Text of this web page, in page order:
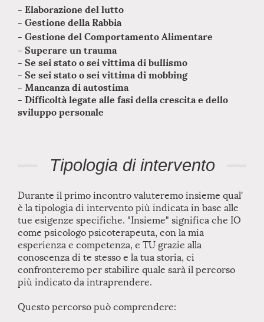
- Elaborazione del lutto
- Gestione della Rabbia
- Gestione del Comportamento Alimentare
- Superare un trauma
- Se sei stato o sei vittima di bullismo
- Se sei stato o sei vittima di mobbing
- Mancanza di autostima
- Difficoltà legate alle fasi della crescita e dello
sviluppo personale
Tipologia di intervento
Durante il primo incontro valuteremo insieme qual'
è la tipologia di intervento più indicata in base alle
tue esigenze specifiche. "Insieme" significa che IO
come psicologo psicoterapeuta, con la mia
esperienza e competenza, e TU grazie alla
conoscenza di te stesso e la tua storia, ci
confronteremo per stabilire quale sarà il percorso
più indicato da intraprendere.
Questo percorso può comprendere: